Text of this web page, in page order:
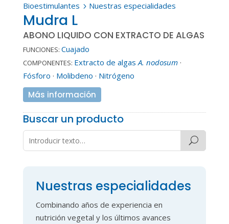
Bioestimulantes 5 Nuestras especialidades
Mudra L
ABONO LIQUIDO CON EXTRACTO DE ALGAS
FUNCIONES: Cuajado
COMPONENTES: Extracto de algasA. nodosum·
Fósforo · Molibdeno · Nitrógeno
Más información
Buscar un producto
Nuestras especialidades
Combinando años de experiencia en
nutrición vegetal y los últimos avances